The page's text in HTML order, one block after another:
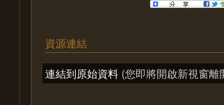
資源連結
連結到原始資料 (您即將開啟新視窗離